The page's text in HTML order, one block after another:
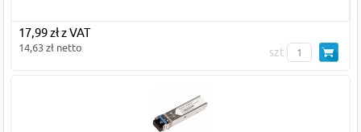
17,99 zł z VAT
14,63 zł netto szt